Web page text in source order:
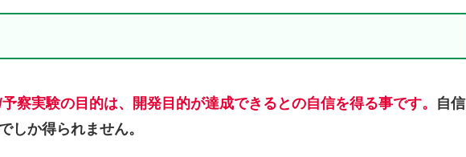
察実験の目的は、開発目的が達成できるとの自信を得る事です。 自信
しか得られません。